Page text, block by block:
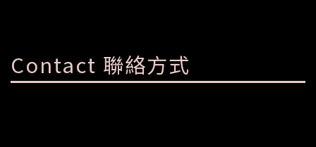
Contact 聯絡方式